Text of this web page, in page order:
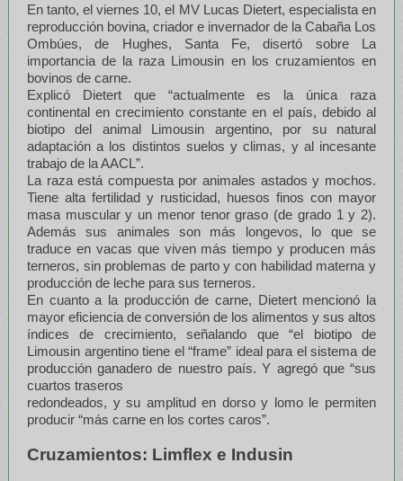
En tanto, el viernes 10, el MV Lucas Dietert, especialista en
reproducción bovina, criador e invernador de la Cabaña Los
Ombúes, de Hughes, Santa Fe, disertó sobre La
importancia de la raza Limousin en los cruzamientos en
bovinos de carne.
Explicó Dietert que “actualmente es la única raza
continental en crecimiento constante en el país, debido al
biotipo del animal Limousin argentino, por su natural
adaptación a los distintos suelos y climas, y al incesante
trabajo de la AACL”.
La raza está compuesta por animales astados y mochos.
Tiene alta fertilidad y rusticidad, huesos finos con mayor
masa muscular y un menor tenor graso (de grado 1 y 2).
Además sus animales son más longevos, lo que se
traduce en vacas que viven más tiempo y producen más
terneros, sin problemas de parto y con habilidad materna y
producción de leche para sus terneros.
En cuanto a la producción de carne, Dietert mencionó la
mayor eficiencia de conversión de los alimentos y sus altos
índices de crecimiento, señalando que “el biotipo de
Limousin argentino tiene el “frame” ideal para el sistema de
producción ganadero de nuestro país. Y agregó que “sus
cuartos traseros
redondeados, y su amplitud en dorso y lomo le permiten
producir “más carne en los cortes caros”.
Cruzamientos: Limflex e Indusin